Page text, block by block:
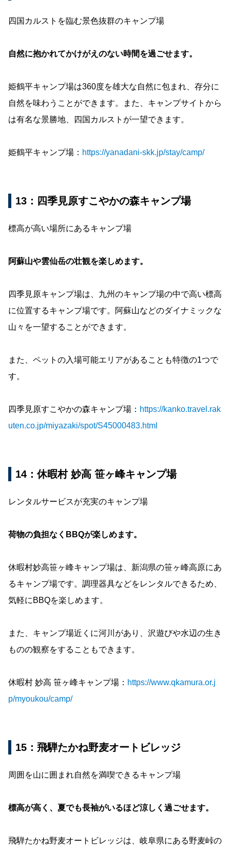
四国カルストを臨む景色抜群のキャンプ場
自然に抱かれてかけがえのない時間を過ごせます。
姫鶴平キャンプ場は360度を雄大な自然に包まれ、存分に
自然を味わうことができます。また、キャンプサイトから
は有名な景勝地、四国カルストが一望できます。
姫鶴平キャンプ場： https://yanadani-skk.jp/stay/camp/
13：四季見原すこやかの森キャンプ場
標高が高い場所にあるキャンプ場
阿蘇山や雲仙岳の壮観を楽しめます。
四季見原キャンプ場は、九州のキャンプ場の中で高い標高
に位置するキャンプ場です。阿蘇山などのダイナミックな
山々を一望することができます。
また、ペットの入場可能エリアがあることも特徴の1つで
す。
四季見原すこやかの森キャンプ場： https://kanko.travel.rak
uten.co.jp/miyazaki/spot/S45000483.html
14：休暇村 妙高 笹ヶ峰キャンプ場
レンタルサービスが充実のキャンプ場
荷物の負担なくBBQが楽しめます。
休暇村妙高笹ヶ峰キャンプ場は、新潟県の笹ヶ峰高原にあ
るキャンプ場です。調理器具などをレンタルできるため、
気軽にBBQを楽しめます。
また、キャンプ場近くに河川があり、沢遊びや水辺の生き
ものの観察をすることもできます。
休暇村 妙高 笹ヶ峰キャンプ場： https://www.qkamura.or.j
p/myoukou/camp/
15：飛騨たかね野麦オートビレッジ
周囲を山に囲まれ自然を満喫できるキャンプ場
標高が高く、夏でも長袖がいるほど涼しく過ごせます。
飛騨たかね野麦オートビレッジは、岐阜県にある野麦峠の